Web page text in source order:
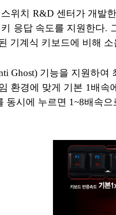
위치 R&D 센터가 개발
응답 속도를 지원한다.
기계식 키보드에 비해 소
Ghost) 기능을 지원하
환경에 맞게 기본 1배
동시에 누르면 1~8배속